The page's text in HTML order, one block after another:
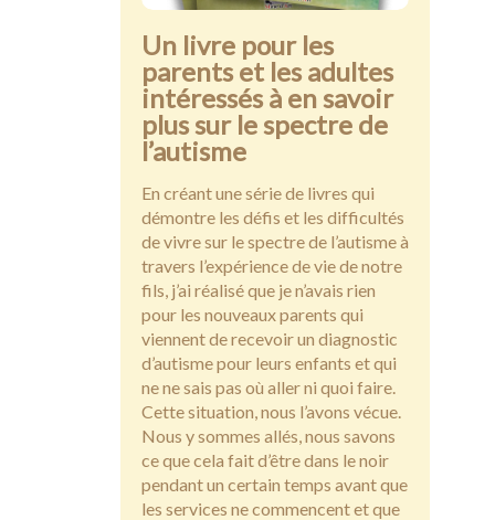
Un livre pour les
parents et les adultes
intéressés à en savoir
plus sur le spectre de
l’autisme
En créant une série de livres qui
démontre les défis et les difficultés
de vivre sur le spectre de l’autisme à
travers l’expérience de vie de notre
fils, j’ai réalisé que je n’avais rien
pour les nouveaux parents qui
viennent de recevoir un diagnostic
d’autisme pour leurs enfants et qui
ne ne sais pas où aller ni quoi faire.
Cette situation, nous l’avons vécue.
Nous y sommes allés, nous savons
ce que cela fait d’être dans le noir
pendant un certain temps avant que
les services ne commencent et que